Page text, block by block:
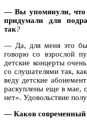
— Вы упомянули, что
придумали для
так?
— Да, для меня это
говорю со взрослой
детские концерты
со слушателями так,
веду детские
раскуплены еще в мае,
нет». Удовольствие
— Каков современный